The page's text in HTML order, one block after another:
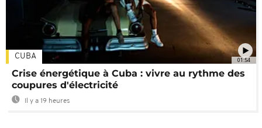
01:54
CUBA
Crise énergétique à Cuba : vivre au rythme des
coupures d'électricité
Il y a 19 heures